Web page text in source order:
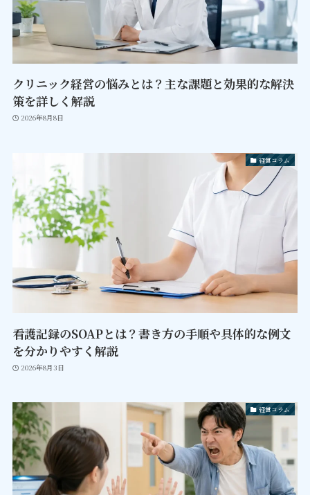
クリニック経営の悩みとは？主な課題と効果的な解決
策を詳しく解説
2026年8月8日
経営コラム
看護記録のSOAPとは？書き方の手順や具体的な例文
を分かりやすく解説
2026年8月3日
経営コラム